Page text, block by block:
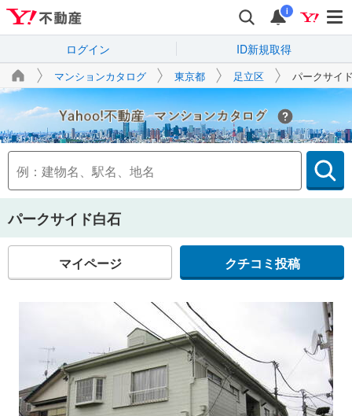
i
ログイン ID新規取得
マンションカタログ 東京都 足立区 パークサイ
Yahoo!不動産
パークサイド白石
マイページ クチコミ投稿